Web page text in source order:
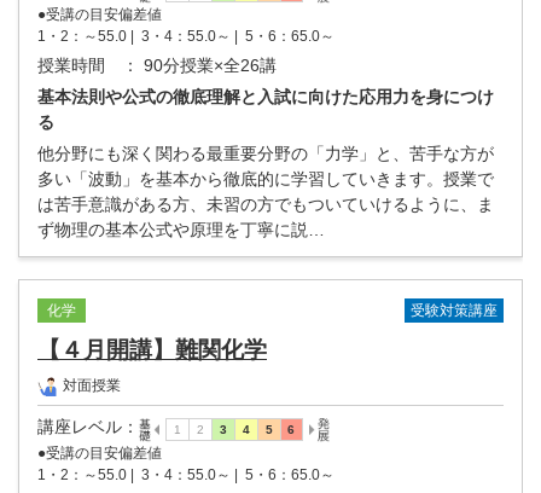
●受講の目安偏差値
1・2：～55.0 |
3・4：55.0～ | 5・6：65.0～
授業時間
： 90分授業×全26講
基本法則や公式の徹底理解と入試に向けた応用力を身につけ
る
他分野にも深く関わる最重要分野の「力学」と、苦手な方が
多い「波動」を基本から徹底的に学習していきます。授業で
は苦手意識がある方、未習の方でもついていけるように、ま
ず物理の基本公式や原理を丁寧に説…
化学 受験対策講座
【４月開講】難関化学
対面授業
講座レベル ：
●受講の目安偏差値
1・2：～55.0 |
3・4：55.0～ | 5・6：65.0～